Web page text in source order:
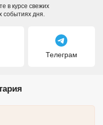
в курсе свежих
событиях дня.
Телеграм